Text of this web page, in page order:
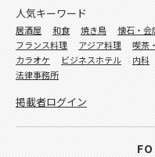
人気キーワード
居酒屋 和食 焼き鳥 懐石・会
フランス料理
アジア料理 喫茶
カラオケ
ビジネスホテル 内科
法律事務所
掲載者ログイン